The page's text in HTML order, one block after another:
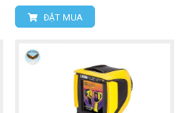
ĐẶT MUA